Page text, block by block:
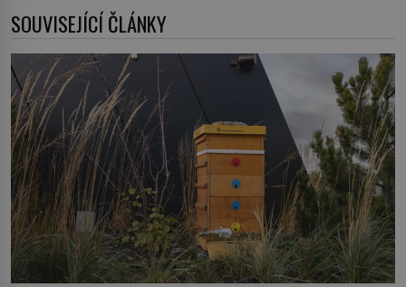
SOUVISEJÍCÍ ČLÁNKY